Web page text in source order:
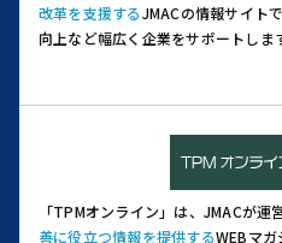
改革を支援するJMACの情報サイトで
向上など幅広く企業をサポートしま
「TPMオンライン」は、JMACが運
善に役立つ情報を提供するWEBマガ